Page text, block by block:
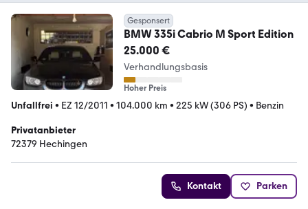
Gesponsert
BMW 335i Cabrio M Sport Edition
25.000 €
Verhandlungsbasis
Hoher Preis
Unfallfrei • EZ 12/2011 • 104.000 km • 225 kW (306 PS) • Benzin
Privatanbieter
72379 Hechingen
Kontakt Parken